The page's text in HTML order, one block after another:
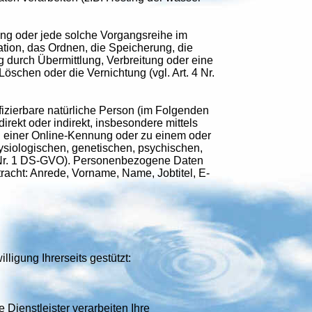
oder jede solche Vorgangsreihe im
das Ordnen, die Speicherung, die
durch Übermittlung, Verbreitung oder eine
oder die Vernichtung (vgl. Art. 4 Nr.
natürliche Person (im Folgenden
oder indirekt, insbesondere mittels
Online-Kennung oder zu einem oder
genetischen, psychischen,
1 DS-GVO). Personenbezogene Daten
Anrede, Vorname, Name, Jobtitel, E-
Ihrerseits gestützt:
Dienstleister verarbeiten Ihre